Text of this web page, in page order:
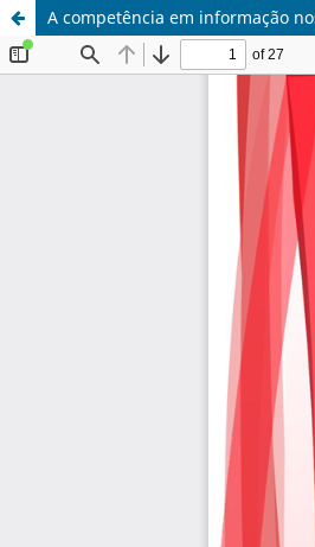
A competência em informação